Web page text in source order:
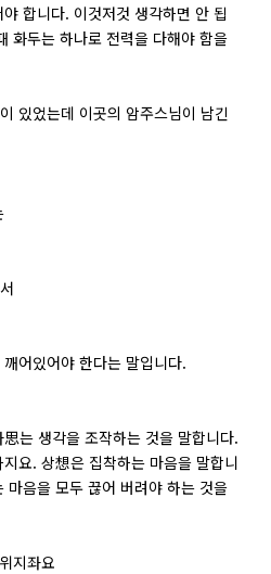
합니다. 이것저것 생각하면 안 됩
화두는 하나로 전력을 다해야 함을
있었는데 이곳의 암주스님이 남긴
어있어야 한다는 말입니다.
는 생각을 조작하는 것을 말합니다.
요. 상想은 집착하는 마음을 말합니
마음을 모두 끊어 버려야 하는 것을
지좌요